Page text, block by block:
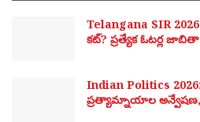
Telangana SIR
కట్? ప్రత్యేక ఓటర్ల
Indian Politics
ప్రత్యామ్నాయాల అన్వేషణ,